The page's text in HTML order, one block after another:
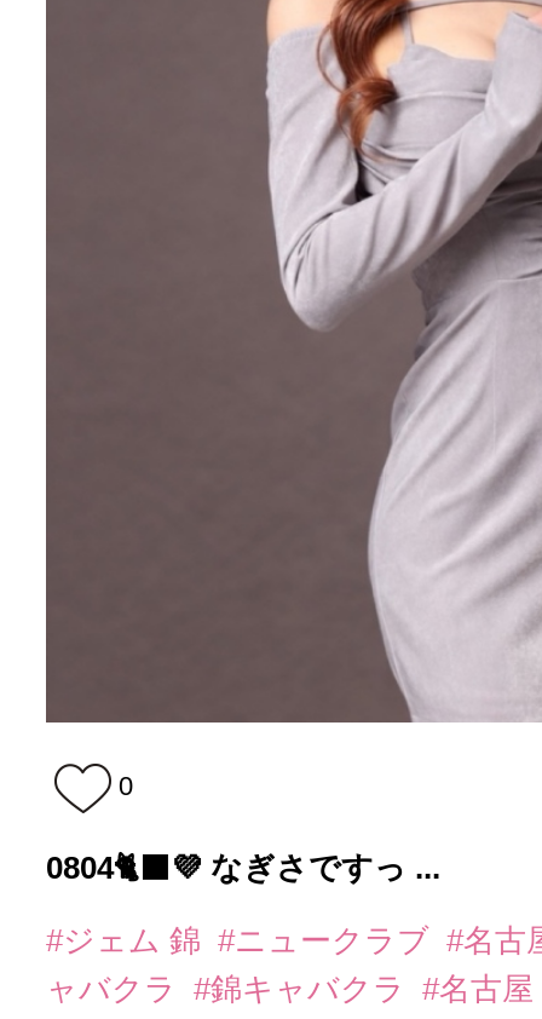
0
0804🐈‍⬛💜 なぎさですっ ...
#ジェム 錦 #ニュークラブ #名古
ャバクラ
#錦キャバクラ
#名古屋